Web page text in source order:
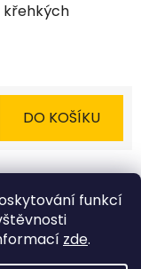
funkcí
zde.
křehkých
DO KOŠÍKU